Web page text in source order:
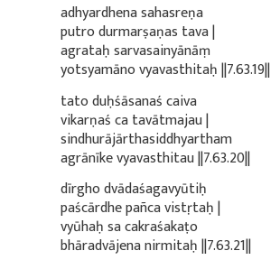
adhyardhena sahasreṇa
putro durmarṣaṇas tava |
agrataḥ sarvasainyānāṃ
yotsyamāno vyavasthitaḥ ||7.63.19||
tato duḥśāsanaś caiva
vikarṇaś ca tavātmajau |
sindhurājārthasiddhyartham
agrānīke vyavasthitau ||7.63.20||
dīrgho dvādaśagavyūtiḥ
paścārdhe pañca vistṛtaḥ |
vyūhaḥ sa cakraśakaṭo
bhāradvājena nirmitaḥ ||7.63.21||